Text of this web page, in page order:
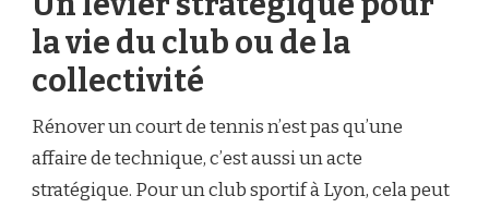
la vie du club ou de la
collectivité
Rénover un court de tennis n’est pas qu’une
affaire de technique, c’est aussi un acte
stratégique. Pour un club sportif à Lyon, cela peut